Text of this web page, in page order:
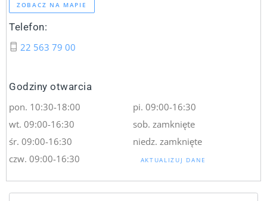
ZOBACZ NA MAPIE
Telefon:
22 563 79 00
Godziny otwarcia
pon. 10:30-18:00
wt. 09:00-16:30
śr. 09:00-16:30
czw. 09:00-16:30
pi. 09:00-16:30
sob. zamknięte
niedz. zamknięte
AKTUALIZUJ DANE